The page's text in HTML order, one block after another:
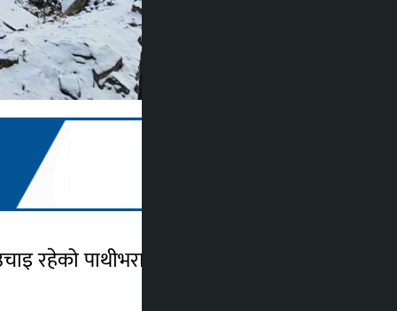
रहेको पाथीभरा क्षेत्रमा यसवर्ष पहिलो पटक